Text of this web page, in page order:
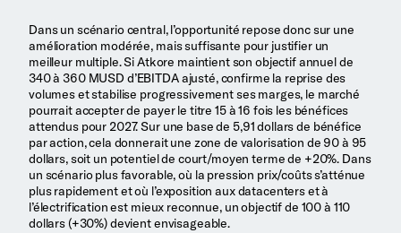
Dans un scénario central, l’opportunité repose donc sur une
amélioration modérée, mais suffisante pour justifier un
meilleur multiple. Si Atkore maintient son objectif annuel de
340 à 360 MUSD d’EBITDA ajusté, confirme la reprise des
volumes et stabilise progressivement ses marges, le marché
pourrait accepter de payer le titre 15 à 16 fois les bénéfices
attendus pour 2027. Sur une base de 5,91 dollars de bénéfice
par action, cela donnerait une zone de valorisation de 90 à 95
dollars, soit un potentiel de court/moyen terme de +20%. Dans
un scénario plus favorable, où la pression prix/coûts s’atténue
plus rapidement et où l’exposition aux datacenters et à
l’électrification est mieux reconnue, un objectif de 100 à 110
dollars (+30%) devient envisageable.